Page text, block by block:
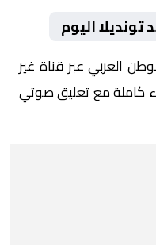
اليوم
العربي عبر قناة غير
كاملة مع تعليق صوتي